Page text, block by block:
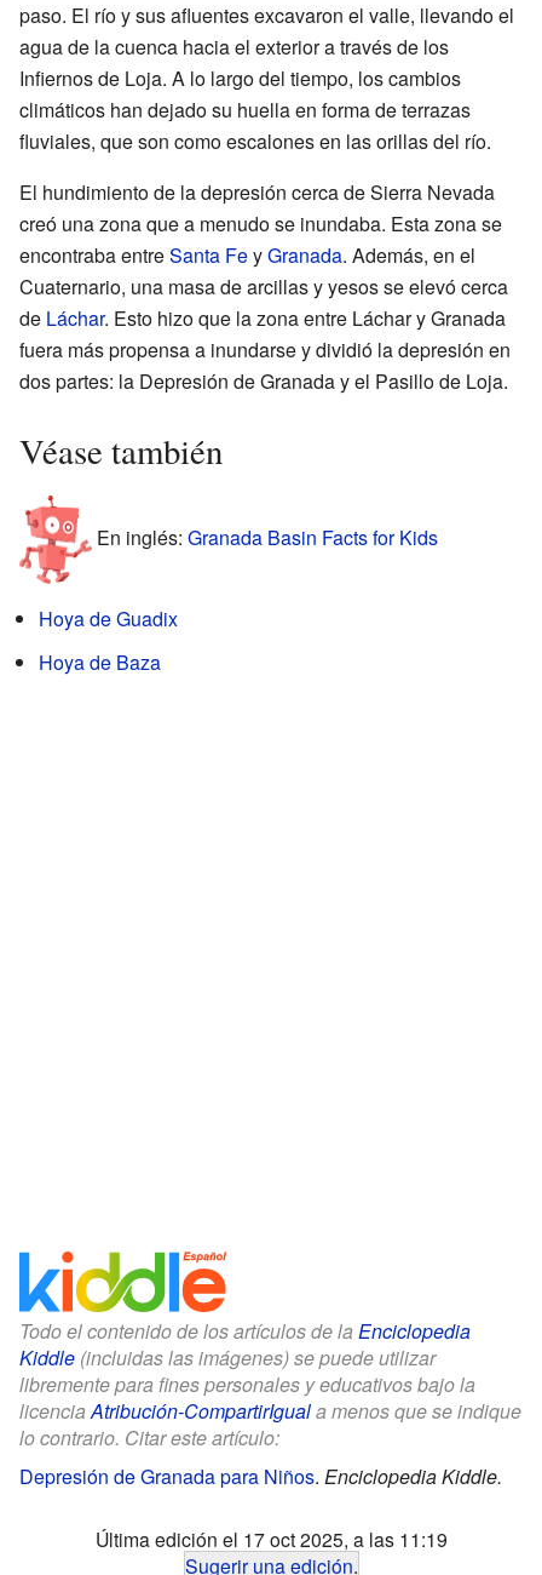
paso. El río y sus afluentes excavaron el valle, llevando el
agua de la cuenca hacia el exterior a través de los
Infiernos de Loja. A lo largo del tiempo, los cambios
climáticos han dejado su huella en forma de terrazas
fluviales, que son como escalones en las orillas del río.
El hundimiento de la depresión cerca de Sierra Nevada
creó una zona que a menudo se inundaba. Esta zona se
encontraba entreSanta FeyGranada. Además, en el
Cuaternario, una masa de arcillas y yesos se elevó cerca
de Láchar. Esto hizo que la zona entre Láchar y Granada
fuera más propensa a inundarse y dividió la depresión en
dos partes: la Depresión de Granada y el Pasillo de Loja.
Véase también
En inglés: Granada Basin Facts for Kids
Hoya de Guadix
Hoya de Baza
Todo el contenido de los artículos de la Enciclopedia
Kiddle (incluidas las imágenes) se puede utilizar
libremente para fines personales y educativos bajo la
licenciaAtribución-CompartirIguala menos que se indique
lo contrario. Citar este artículo:
Depresión de Granada para Niños. Enciclopedia Kiddle.
Última edición el 17 oct 2025, a las 11:19
Sugerir una edición.